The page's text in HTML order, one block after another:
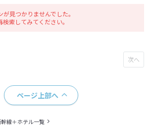
見つかりませんでした。
索してみてください。
ページ上部へ
線＋ホテル一覧